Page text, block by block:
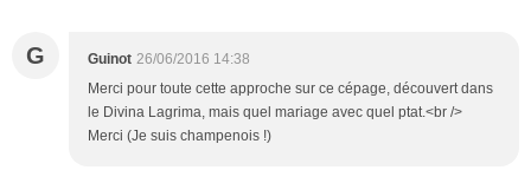
G Guinot 26/06/2016 14:38
Merci pour toute cette approche sur ce cépage, découvert dans
le Divina Lagrima, mais quel mariage avec quel ptat.<br />
Merci (Je suis champenois !)